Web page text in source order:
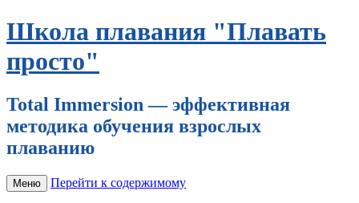
Школа плавания "Плавать
просто"
Total Immersion — эффективная
методика обучения взрослых
плаванию
Меню Перейти к содержимому